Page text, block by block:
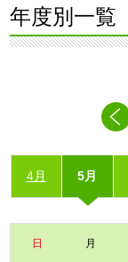
年度別一覧
4月 5月
日 月